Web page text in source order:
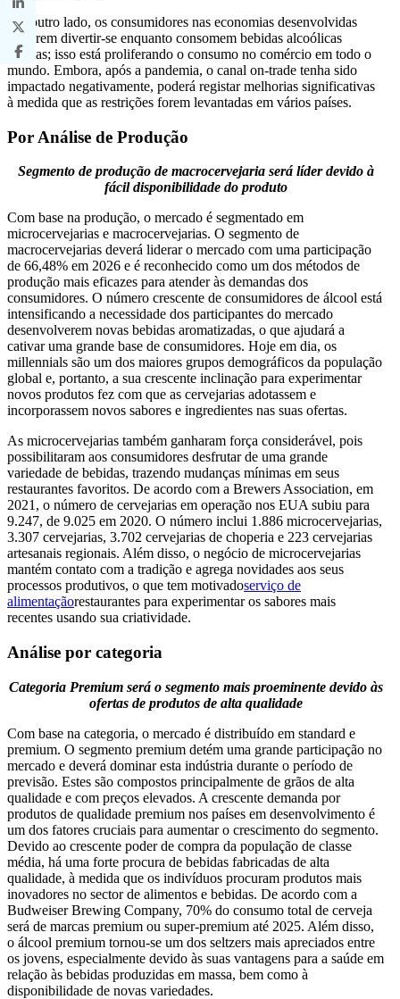
Por outro lado, os consumidores nas economias desenvolvidas
preferem divertir-se enquanto consomem bebidas alcoólicas
rápidas; isso está proliferando o consumo no comércio em todo o
mundo. Embora, após a pandemia, o canal on-trade tenha sido
impactado negativamente, poderá registar melhorias significativas
à medida que as restrições forem levantadas em vários países.
Por Análise de Produção
Segmento de produção de macrocervejaria será líder devido à
fácil disponibilidade do produto
Com base na produção, o mercado é segmentado em
microcervejarias e macrocervejarias. O segmento de
macrocervejarias deverá liderar o mercado com uma participação
de 66,48% em 2026 e é reconhecido como um dos métodos de
produção mais eficazes para atender às demandas dos
consumidores. O número crescente de consumidores de álcool está
intensificando a necessidade dos participantes do mercado
desenvolverem novas bebidas aromatizadas, o que ajudará a
cativar uma grande base de consumidores. Hoje em dia, os
millennials são um dos maiores grupos demográficos da população
global e, portanto, a sua crescente inclinação para experimentar
novos produtos fez com que as cervejarias adotassem e
incorporassem novos sabores e ingredientes nas suas ofertas.
As microcervejarias também ganharam força considerável, pois
possibilitaram aos consumidores desfrutar de uma grande
variedade de bebidas, trazendo mudanças mínimas em seus
restaurantes favoritos. De acordo com a Brewers Association, em
2021, o número de cervejarias em operação nos EUA subiu para
9.247, de 9.025 em 2020. O número inclui 1.886 microcervejarias,
3.307 cervejarias, 3.702 cervejarias de choperia e 223 cervejarias
artesanais regionais. Além disso, o negócio de microcervejarias
mantém contato com a tradição e agrega novidades aos seus
processos produtivos, o que tem motivadoserviço de
alimentaçãorestaurantes para experimentar os sabores mais
recentes usando sua criatividade.
Análise por categoria
Categoria Premium será o segmento mais proeminente devido às
ofertas de produtos de alta qualidade
Com base na categoria, o mercado é distribuído em standard e
premium. O segmento premium detém uma grande participação no
mercado e deverá dominar esta indústria durante o período de
previsão. Estes são compostos principalmente de grãos de alta
qualidade e com preços elevados. A crescente demanda por
produtos de qualidade premium nos países em desenvolvimento é
um dos fatores cruciais para aumentar o crescimento do segmento.
Devido ao crescente poder de compra da população de classe
média, há uma forte procura de bebidas fabricadas de alta
qualidade, à medida que os indivíduos procuram produtos mais
inovadores no sector de alimentos e bebidas. De acordo com a
Budweiser Brewing Company, 70% do consumo total de cerveja
será de marcas premium ou super-premium até 2025. Além disso,
o álcool premium tornou-se um dos seltzers mais apreciados entre
os jovens, especialmente devido às suas vantagens para a saúde em
relação às bebidas produzidas em massa, bem como à
disponibilidade de novas variedades.